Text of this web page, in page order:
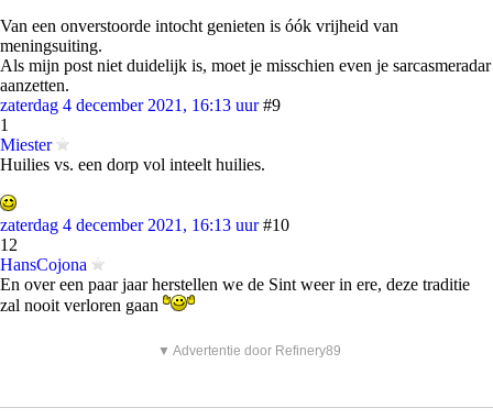
Van een onverstoorde intocht genieten is óók vrijheid van
meningsuiting.
Als mijn post niet duidelijk is, moet je misschien even je sarcasmeradar
aanzetten.
zaterdag 4 december 2021, 16:13 uur #9
1
Miester
Huilies vs. een dorp vol inteelt huilies.
zaterdag 4 december 2021, 16:13 uur #10
12
HansCojona
En over een paar jaar herstellen we de Sint weer in ere, deze traditie
zal nooit verloren gaan
▼ Advertentie door Refinery89